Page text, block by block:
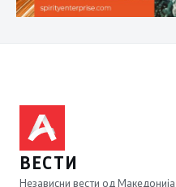
ВЕСТИ
Независни вести од